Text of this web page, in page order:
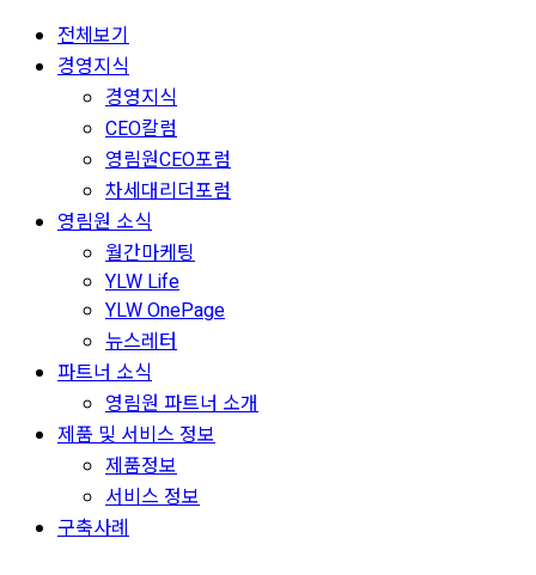
전체보기
경영지식
경영지식
CEO칼럼
영림원CEO포럼
차세대리더포럼
영림원 소식
월간마케팅
YLW Life
YLW OnePage
뉴스레터
파트너 소식
영림원 파트너 소개
제품 및 서비스 정보
제품정보
서비스 정보
구축사례